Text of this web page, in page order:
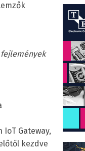
Gateway,
kezdve